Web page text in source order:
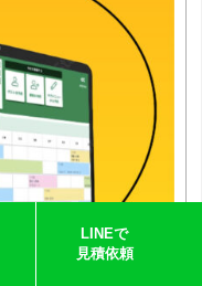
LINEで
見積依頼